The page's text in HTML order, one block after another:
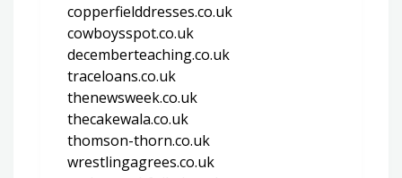
copperfielddresses.co.uk
cowboysspot.co.uk
decemberteaching.co.uk
traceloans.co.uk
thenewsweek.co.uk
thecakewala.co.uk
thomson-thorn.co.uk
wrestlingagrees.co.uk